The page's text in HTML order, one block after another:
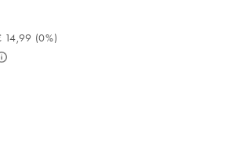
beste prijs € 14,99 (0%). Was € 22,99. (-
14,99 (0%)